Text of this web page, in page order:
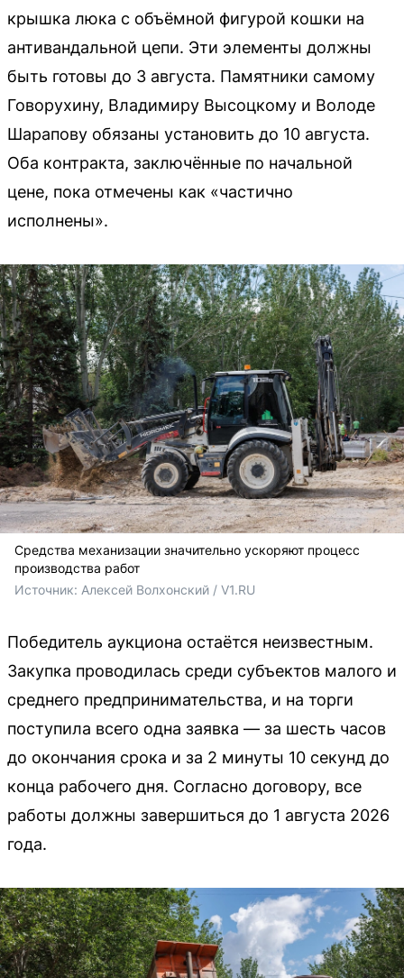
крышка люка с объёмной фигурой кошки на
антивандальной цепи. Эти элементы должны
быть готовы до 3 августа. Памятники самому
Говорухину, Владимиру Высоцкому и Володе
Шарапову обязаны установить до 10 августа.
Оба контракта, заключённые по начальной
цене, пока отмечены как «частично
исполнены».
Средства механизации значительно ускоряют процесс
производства работ
Источник: Алексей Волхонский / V1.RU
Победитель аукциона остаётся неизвестным.
Закупка проводилась среди субъектов малого и
среднего предпринимательства, и на торги
поступила всего одна заявка — за шесть часов
до окончания срока и за 2 минуты 10 секунд до
конца рабочего дня. Согласно договору, все
работы должны завершиться до 1 августа 2026
года.